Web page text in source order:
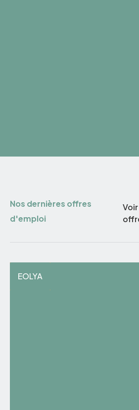
Nos dernières offres
d'emploi
EOLYA